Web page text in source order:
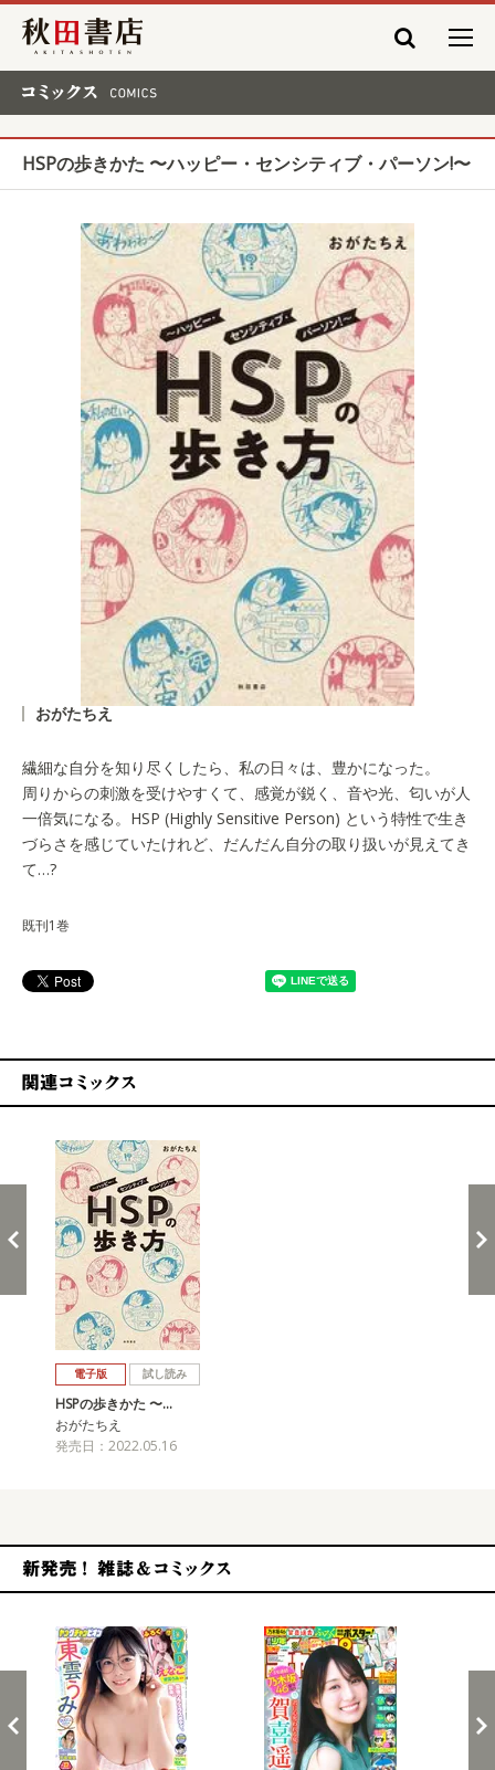
秋田書店
HSPの歩きかた 〜ハッピー・センシティブ・パーソン!〜
おがたちえ
繊細な自分を知り尽くしたら、私の日々は、豊かになった。
周りからの刺激を受けやすくて、感覚が鋭く、音や光、匂いが人
一倍気になる。HSP (Highly Sensitive Person) という特性で生き
づらさを感じていたけれど、だんだん自分の取り扱いが見えてき
て…?
既刊1巻
電子版 試し読み
HSPの歩きかた 〜…
おがたちえ
発売日：2022.05.16